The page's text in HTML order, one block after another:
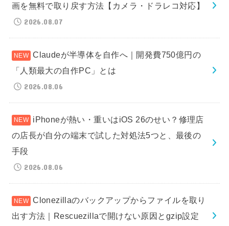
画を無料で取り戻す方法【カメラ・ドラレコ対応】
2026.08.07
Claudeが半導体を自作へ｜開発費750億円の
「人類最大の自作PC」とは
2026.08.06
iPhoneが熱い・重いはiOS 26のせい？修理店
の店長が自分の端末で試した対処法5つと、最後の
手段
2026.08.06
Clonezillaのバックアップからファイルを取り
出す方法｜Rescuezillaで開けない原因とgzip設定